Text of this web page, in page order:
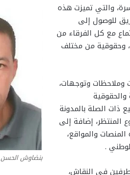
بنضاوش الحسن
والتي تميزت هذه
للوصول إلى
مع كل الفرقاء من
وحقوقية من مختلف
وملاحظات وتوجهات،
ذات الصلة بالمدونة
المنتظر، إضافة إلى
والمواقع،
.
في النقاش،